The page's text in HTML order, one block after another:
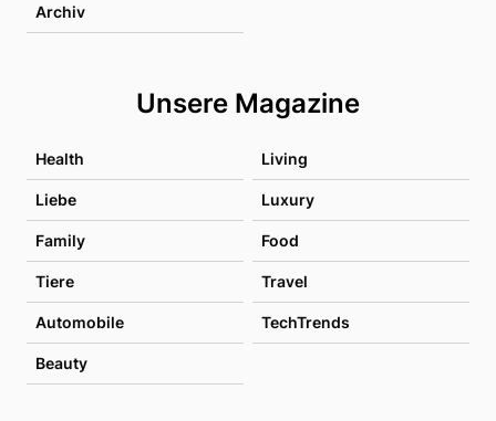
Archiv
Unsere Magazine
Health Living
Liebe Luxury
Family Food
Tiere Travel
Automobile TechTrends
Beauty